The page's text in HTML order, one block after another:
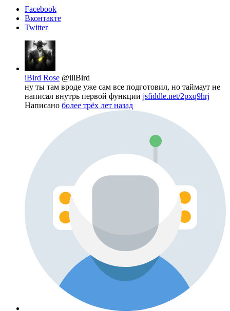
Facebook
Вконтакте
Twitter
iBird Rose @iiiBird
ну ты там вроде уже сам все подготовил, но таймаут не
написал внутрь первой функции jsfiddle.net/2pxq9hrj
Написано более трёх лет назад